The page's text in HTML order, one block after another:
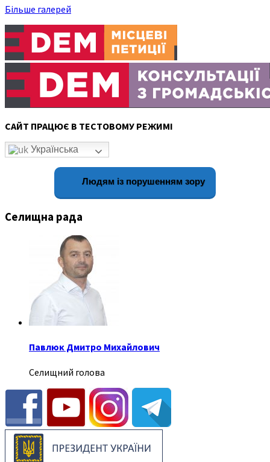
Більше галерей
САЙТ ПРАЦЮЄ В ТЕСТОВОМУ РЕЖИМІ
Українська
Людям із порушенням зору
Селищна рада
Павлюк Дмитро Михайлович
Селищний голова